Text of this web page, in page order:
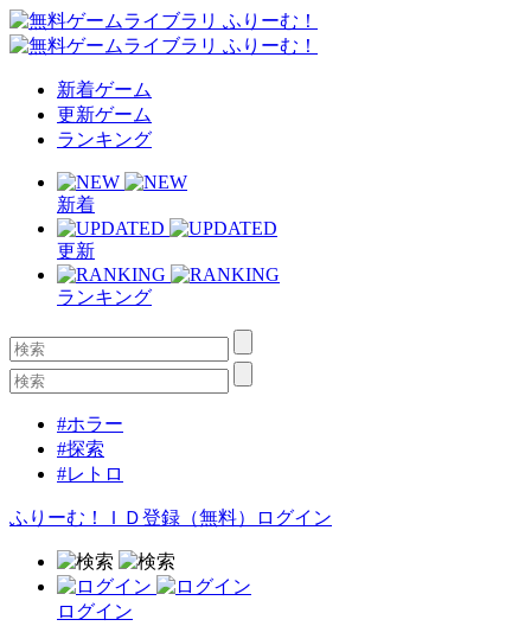
新着ゲーム
更新ゲーム
ランキング
新着
更新
ランキング
#ホラー
#探索
#レトロ
ふりーむ！ＩＤ登録（無料） ログイン
ログイン